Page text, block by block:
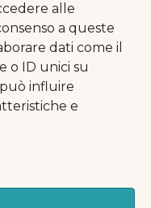
alle
a queste
dati come il
o ID unici su
influire
e
amet,
cras
ut sem